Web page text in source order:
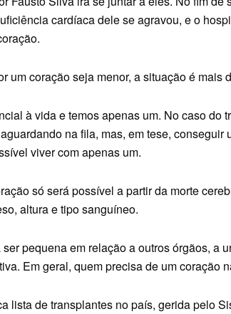
cardíaca dele se agravou, e o
um coração seja menor, a situação é mais
à vida e temos apenas um. No caso do
na fila, mas, em tese,
viver com apenas um.
só será possível a partir da morte
altura e tipo sanguíneo.
pequena em relação a outros órgãos, a
Em geral, quem precisa de um coração
lista de transplantes no país, gerida pelo